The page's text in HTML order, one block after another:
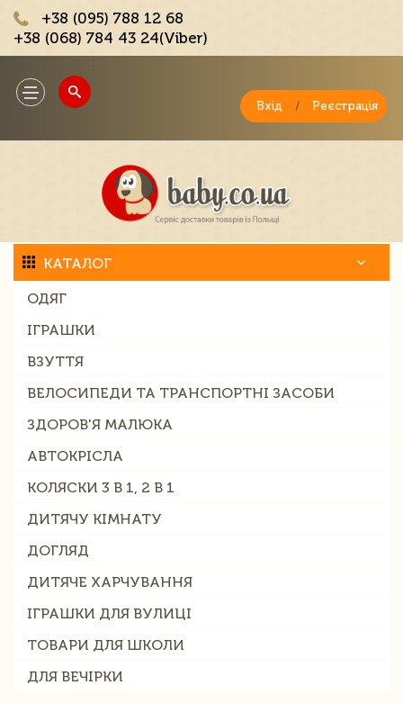
+38 (095) 788 12 68
+38 (068) 784 43 24(Viber)
Toggle
navigation
Вхід / Реєстрація
КАТАЛОГ
ОДЯГ
ІГРАШКИ
ВЗУТТЯ
ВЕЛОСИПЕДИ ТА ТРАНСПОРТНІ ЗАСОБИ
ЗДОРОВ'Я МАЛЮКА
АВТОКРІСЛА
КОЛЯСКИ 3 В 1, 2 В 1
ДИТЯЧУ КІМНАТУ
ДОГЛЯД
ДИТЯЧЕ ХАРЧУВАННЯ
ІГРАШКИ ДЛЯ ВУЛИЦІ
ТОВАРИ ДЛЯ ШКОЛИ
ДЛЯ ВЕЧІРКИ